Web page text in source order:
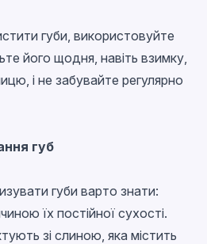
губи, використовуйте
його щодня, навіть взимку,
і не забувайте регулярно
губ
губи варто знати:
їх постійної сухості.
зі слиною, яка містить